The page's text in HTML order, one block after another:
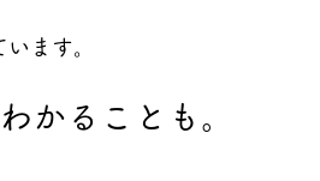
ます。
かることも。